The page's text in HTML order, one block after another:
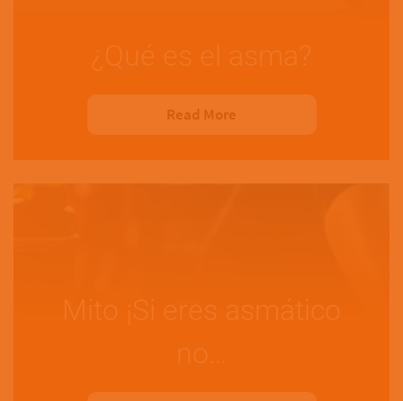
¿Qué es el asma?
Read More
Mito ¡Si eres asmático
no…